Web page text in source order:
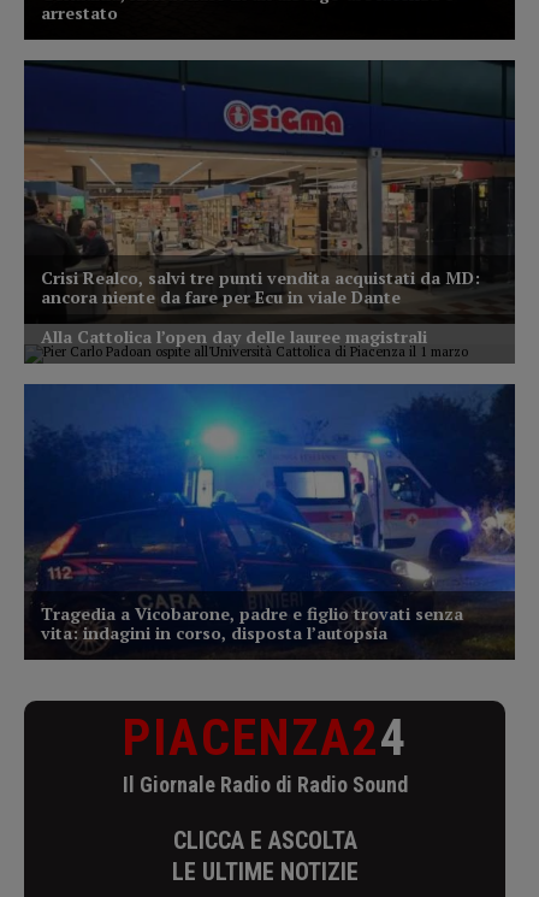
PIACENZA24
Il Giornale Radio di Radio Sound
CLICCA E ASCOLTA
LE ULTIME NOTIZIE